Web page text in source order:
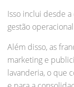
Isso inclui desde
gestão
Além disso, as
marketing e
lavanderia, o que